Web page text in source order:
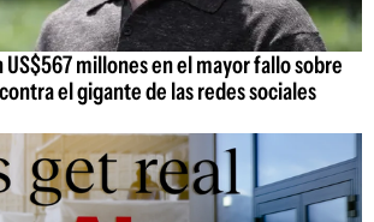
millones en el mayor fallo sobre
el gigante de las redes sociales